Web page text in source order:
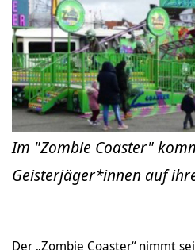
Im "Zombie Coaster"
Geisterjäger*innen auf
Der „Zombie Coaster“ nimmt